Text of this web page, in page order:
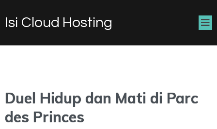
Isi Cloud Hosting
Duel Hidup dan Mati di Parc
des Princes